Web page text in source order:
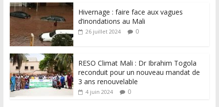
Hivernage : faire face aux vagues
d’inondations au Mali
26 juillet 2024 0
RESO Climat Mali : Dr Ibrahim Togola
reconduit pour un nouveau mandat de
3 ans renouvelable
4 juin 2024 0